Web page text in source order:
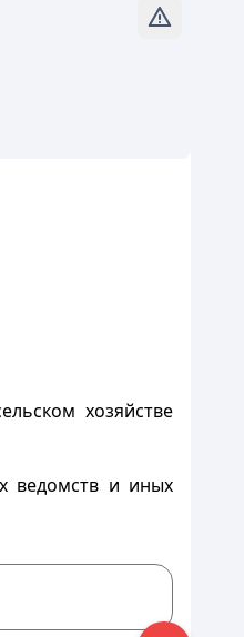
хозяйстве
ведомств и иных